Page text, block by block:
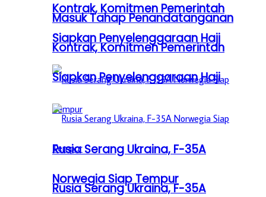
Kontrak, Komitmen Pemerintah
Siapkan Penyelenggaraan Haji
Rusia Serang Ukraina, F-35A
Norwegia Siap Tempur
Masuk Tahap Penandatanganan
Kontrak, Komitmen Pemerintah
Siapkan Penyelenggaraan Haji
Rusia Serang Ukraina, F-35A